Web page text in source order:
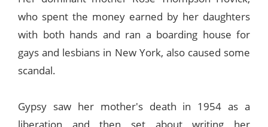
who spent the money earned by her daughters
with both hands and ran a boarding house for
gays and lesbians in New York, also caused some
scandal.
Gypsy saw her mother's death in 1954 as a